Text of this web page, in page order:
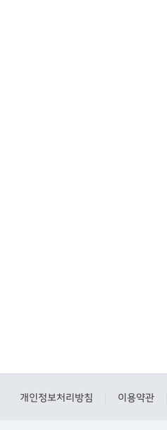
개인정보처리방침 이용약관